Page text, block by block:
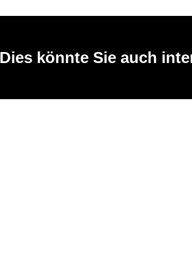
Dies könnte Sie auch